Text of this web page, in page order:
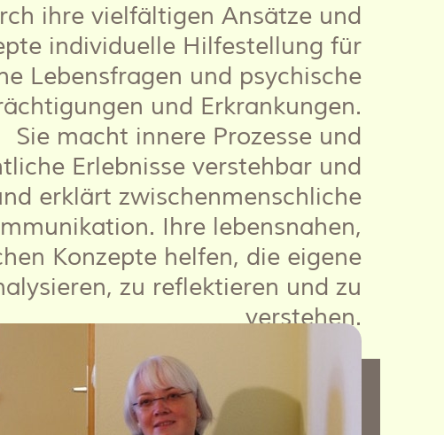
ihre vielfältigen Ansätze und
individuelle Hilfestellung für
Lebensfragen und psychische
und Erkrankungen.
Sie macht innere Prozesse und
Erlebnisse verstehbar und
erklärt zwischenmenschliche
Ihre lebensnahen,
Konzepte helfen, die eigene
zu reflektieren und zu
verstehen.